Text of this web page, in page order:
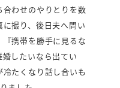
わせのやりとりを数
撮り、後日夫へ問い
携帯を勝手に見るな
したいなら出てい
たくなり話し合いも